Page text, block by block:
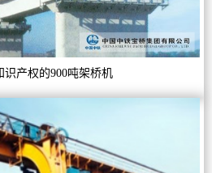
识产权的900吨架桥机